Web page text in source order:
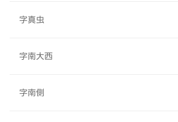
字真虫
字南大西
字南側